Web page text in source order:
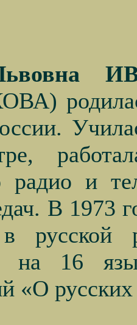
радио и
В 1973
в русской
на 16
«О